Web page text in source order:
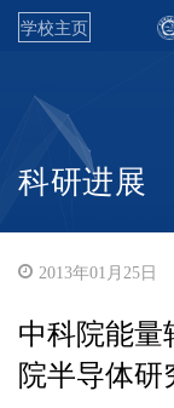
学校主页
科研进展
2013年01月25日
中科院能量
院半导体研